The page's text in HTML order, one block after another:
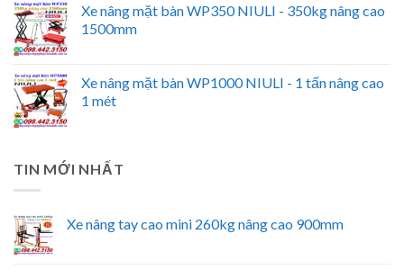
Xe nâng mặt bàn WP350 NIULI - 350kg nâng cao
1500mm
Xe nâng mặt bàn WP1000 NIULI - 1 tấn nâng cao
1 mét
TIN MỚI NHẤT
Xe nâng tay cao mini 260kg nâng cao 900mm